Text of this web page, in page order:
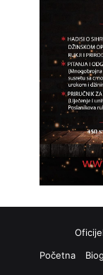
Početna